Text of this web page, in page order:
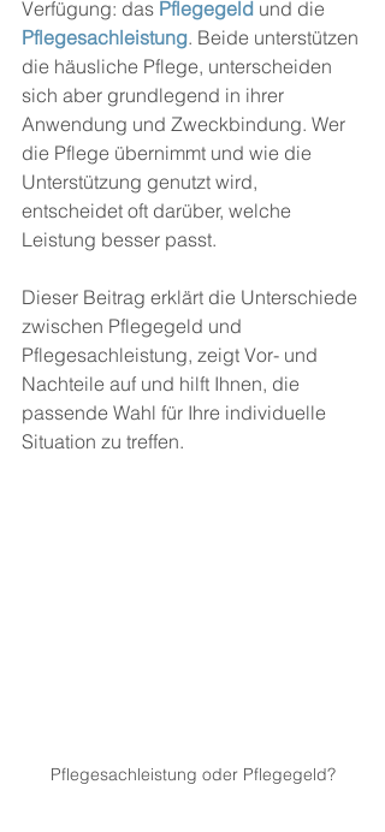
Verfügung: das Pflegegeld und die
Pflegesachleistung. Beide unterstützen
die häusliche Pflege, unterscheiden
sich aber grundlegend in ihrer
Anwendung und Zweckbindung. Wer
die Pflege übernimmt und wie die
Unterstützung genutzt wird,
entscheidet oft darüber, welche
Leistung besser passt.
Dieser Beitrag erklärt die Unterschiede
zwischen Pflegegeld und
Pflegesachleistung, zeigt Vor- und
Nachteile auf und hilft Ihnen, die
passende Wahl für Ihre individuelle
Situation zu treffen.
Pflegesachleistung oder Pflegegeld?